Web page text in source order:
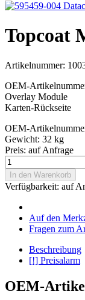
Topcoat
Artikelnummer:
OEM-
Overlay Module
Karten-Rückseite
OEM-
Gewicht: 32 kg
Preis: auf Anfrage
In den Warenkorb
Verfügbarkeit: auf
Auf den
Fragen zum
Beschreibung
[!] Preisalarm
OEM-